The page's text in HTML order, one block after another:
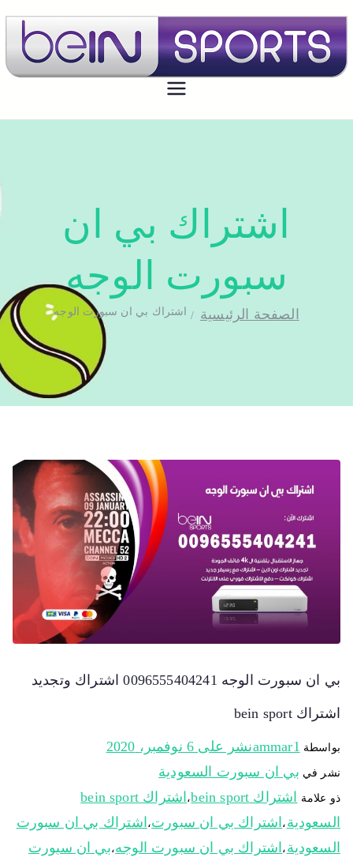
بي ان سبورت الكويت
تجديد اشتراك بي ان سبورت اون لاين
اشتراك بي ان
سبورت الوجه
الصفحة الرئيسية اشتراك بي ان سبورت الوجه
بي ان سبورت الوجه 0096555404241 اشتراك وتجديد
اشتراك bein sport
بواسطة ammar1نشر على 6 نوفمبر، 2020
نشر في بي ان سبورت السعودية
ذو علامة اشتراك bein sport ،
اشتراك bein sport
السعودية ، اشتراك بي ان سبورت، اشتراك بي ان سبورت
السعودية ، اشتراك بي ان سبورت الوجه،بي ان سبورت